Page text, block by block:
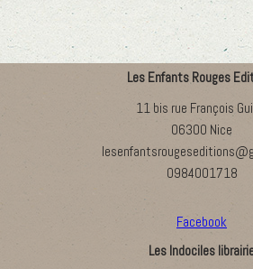
Les Enfants Rouges
11 bis rue François
06300 Nice
0984001718
Facebook
Les Indociles